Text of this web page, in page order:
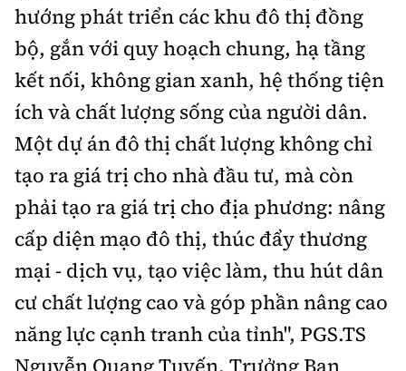
hướng phát triển các khu đô thị đồng
bộ, gắn với quy hoạch chung, hạ tầng
kết nối, không gian xanh, hệ thống tiện
ích và chất lượng sống của người dân.
Một dự án đô thị chất lượng không chỉ
tạo ra giá trị cho nhà đầu tư, mà còn
phải tạo ra giá trị cho địa phương: nâng
cấp diện mạo đô thị, thúc đẩy thương
mại - dịch vụ, tạo việc làm, thu hút dân
cư chất lượng cao và góp phần nâng cao
năng lực cạnh tranh của tỉnh", PGS.TS